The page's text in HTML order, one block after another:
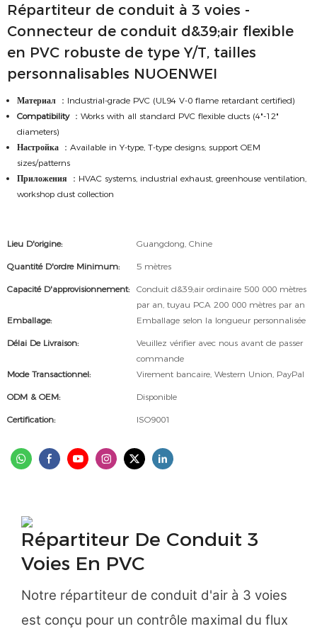
Répartiteur de conduit à 3 voies -
Connecteur de conduit d&39;air flexible
en PVC robuste de type Y/T, tailles
personnalisables NUOENWEI
Материал ：Industrial-grade PVC (UL94 V-0 flame retardant certified)
Compatibility ：Works with all standard PVC flexible ducts (4"-12"
diameters)
Настройка ：Available in Y-type, T-type designs; support OEM
sizes/patterns
Приложения
：HVAC systems, industrial exhaust, greenhouse ventilation,
workshop dust collection
Lieu D'origine: Guangdong, Chine
Quantité D'ordre Minimum: 5 mètres
Capacité D'approvisionnement:
Conduit d&39;air ordinaire 500 000 mètres
par an, tuyau PCA 200 000 mètres par an
Emballage:
Emballage selon la longueur personnalisée
Délai De Livraison:
Veuillez vérifier avec nous avant de passer
commande
Mode Transactionnel:
Virement bancaire, Western Union, PayPal
ODM & OEM: Disponible
Certification: ISO9001
Répartiteur De Conduit 3
Voies En PVC
Notre répartiteur de conduit d'air à 3 voies
est conçu pour un contrôle maximal du flux